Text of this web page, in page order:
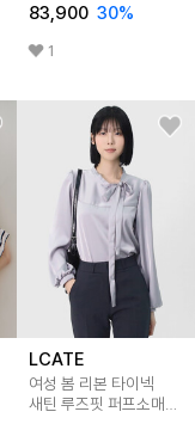
83,900 30%
1
LCATE
여성 봄 리본 타이넥
새틴 루즈핏 퍼프소매